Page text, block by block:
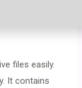
files easily.
It contains